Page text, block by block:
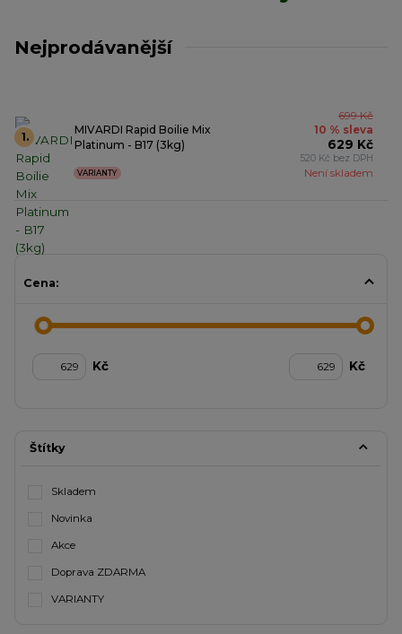
Nejprodávanější
1.
MIVARDI Rapid Boilie Mix
Platinum - B17 (3kg)
Není skladem
VARIANTY
699 Kč
10 % sleva
629 Kč
520 Kč bez DPH
Cena:
Kč Kč
Štítky
Skladem
Novinka
Akce
Doprava ZDARMA
VARIANTY